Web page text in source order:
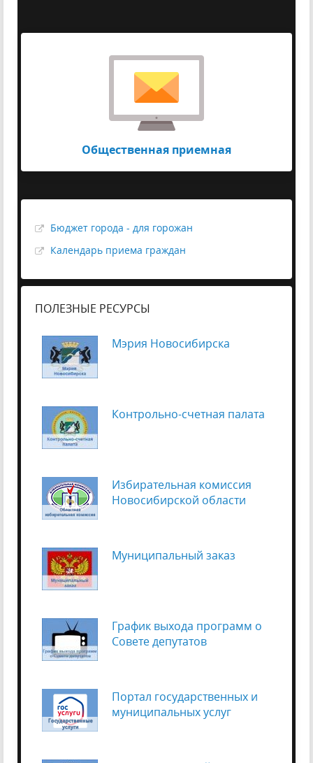
Общественная приемная
Бюджет города - для горожан
Календарь приема граждан
ПОЛЕЗНЫЕ РЕСУРСЫ
Мэрия Новосибирска
Контрольно-счетная палата
Избирательная комиссия
Новосибирской области
Муниципальный заказ
График выхода программ о
Cовете депутатов
Портал государственных и
муниципальных услуг